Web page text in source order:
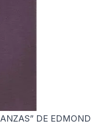
DE EDMOND